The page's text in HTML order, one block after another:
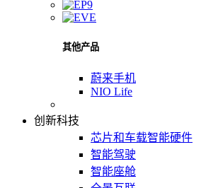
其他产品
蔚来手机
NIO Life
创新科技
芯片和车载智能硬件
智能驾驶
智能座舱